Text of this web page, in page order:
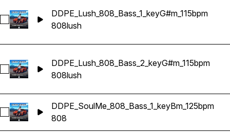
Sélectionnez DDPE_Lush_808_Bass_1_keyG#m_115bpm
DDPE_Lush_808_Bass_1_keyG#m_115bpm
808lush
Sélectionnez DDPE_Lush_808_Bass_2_keyG#m_115bpm
DDPE_Lush_808_Bass_2_keyG#m_115bpm
808lush
Sélectionnez DDPE_SoulMe_808_Bass_1_keyBm_125bpm
DDPE_SoulMe_808_Bass_1_keyBm_125bpm
808